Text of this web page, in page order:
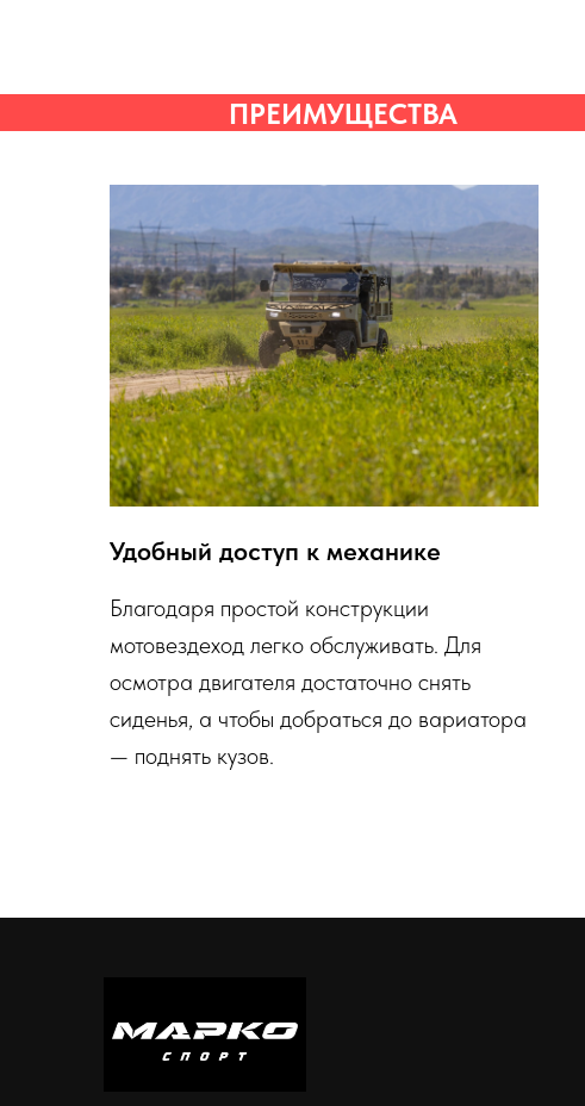
ПРЕИМУЩЕСТВА
Удобный доступ к механике
Благодаря простой конструкции
мотовездеход легко обслуживать. Для
осмотра двигателя достаточно снять
сиденья, а чтобы добраться до вариатора
— поднять кузов.